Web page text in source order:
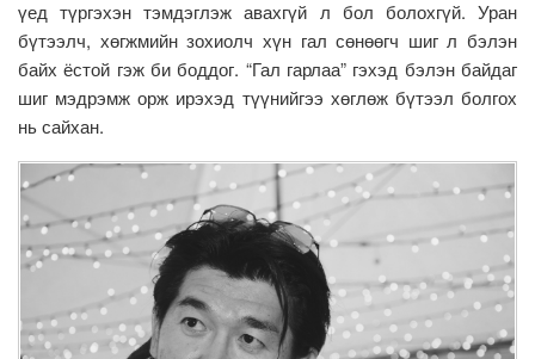
үед түргэхэн тэмдэглэж авахгүй л бол болохгүй. Уран
бүтээлч, хөгжмийн зохиолч хүн гал сөнөөгч шиг л бэлэн
байх ёстой гэж би боддог. “Гал гарлаа” гэхэд бэлэн байдаг
шиг мэдрэмж орж ирэхэд түүнийгээ хөглөж бүтээл болгох
нь сайхан.